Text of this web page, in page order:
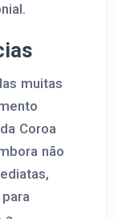
muitas
Coroa
não